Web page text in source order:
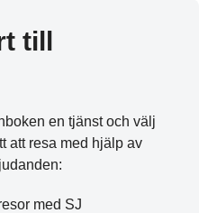
till
en tjänst och välj
att resa med hjälp av
med SJ